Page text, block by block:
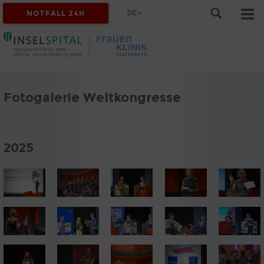
NOTFALL 24H DE
Fotogalerie Weltkongresse
2025